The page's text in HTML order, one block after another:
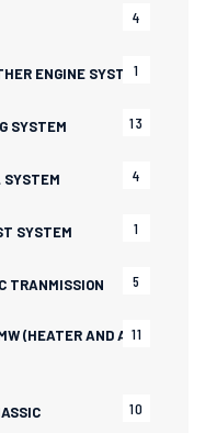
4
ENGINE SYSTEM1
SYSTEM 13
SYSTEM 4
SYSTEM 1
TRANMISSION 5
(HEATER AND AIR
11
10